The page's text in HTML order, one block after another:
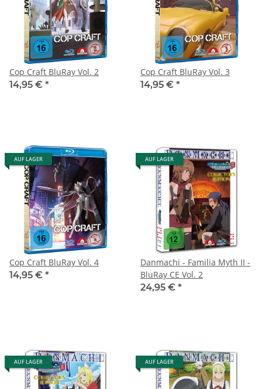
Cop Craft BluRay Vol. 2
14,95 € *
Cop Craft BluRay Vol. 3
14,95 € *
AUF LAGER
Cop Craft BluRay Vol. 4
14,95 € *
AUF LAGER
Danmachi - Familia Myth II -
BluRay CE Vol. 2
24,95 € *
AUF LAGER AUF LAGER